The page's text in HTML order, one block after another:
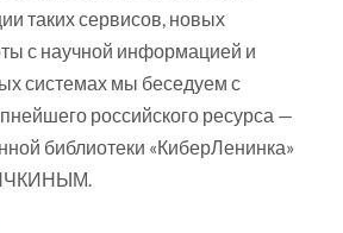
таких сервисов, новых
с научной информацией и
системах мы беседуем с
российского ресурса —
библиотеки «КиберЛенинка»